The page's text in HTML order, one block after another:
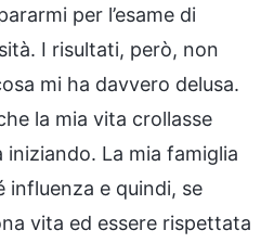
per l’esame di
I risultati, però, non
mi ha davvero delusa.
la mia vita crollasse
La mia famiglia
influenza e quindi, se
vita ed essere rispettata